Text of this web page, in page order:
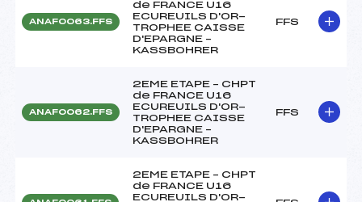
ANAF0063.FFS
de FRANCE U16
ECUREUILS D'OR-
TROPHEE CAISSE
D'EPARGNE –
KASSBOHRER
FFS
ANAF0062.FFS
2EME ETAPE – CHPT
de FRANCE U16
ECUREUILS D'OR-
TROPHEE CAISSE
D'EPARGNE –
KASSBOHRER
FFS
2EME ETAPE – CHPT
de FRANCE U16
ECUREUILS D'OR-